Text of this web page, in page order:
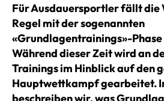
Für Ausdauersportler fällt die
Regel mit der sogenannten
«Grundlagentrainings»-Phase
Während dieser Zeit wird an
Trainings im Hinblick auf den
Hauptwettkampf gearbeitet.
beschreiben wir, was